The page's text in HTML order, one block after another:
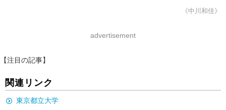
《中川和佳》
advertisement
【注目の記事】
関連リンク
東京都立大学